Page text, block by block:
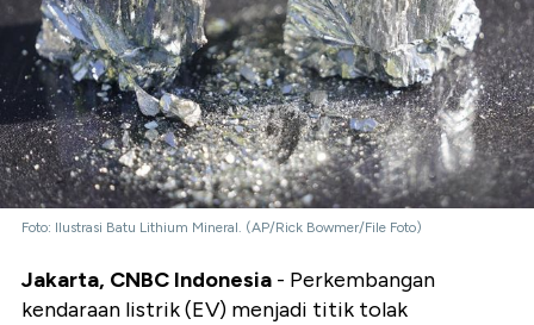
Foto: Ilustrasi Batu Lithium Mineral. (AP/Rick Bowmer/File Foto)
Jakarta, CNBC Indonesia - Perkembangan
kendaraan listrik (EV) menjadi titik tolak